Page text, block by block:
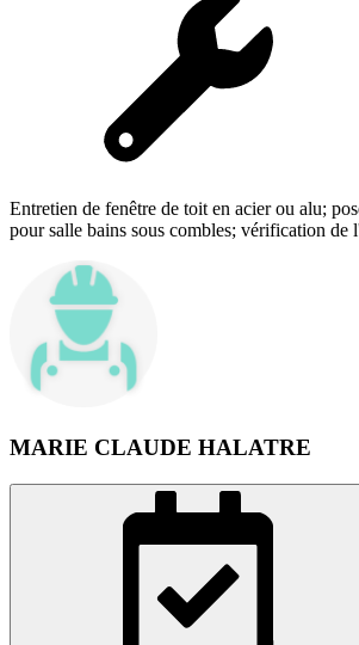
Entretien de fenêtre de toit en acier ou alu;
pour salle bains sous combles; vérification de
MARIE CLAUDE HALATRE